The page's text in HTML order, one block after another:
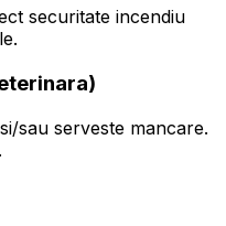
securitate incendiu
sau serveste mancare.